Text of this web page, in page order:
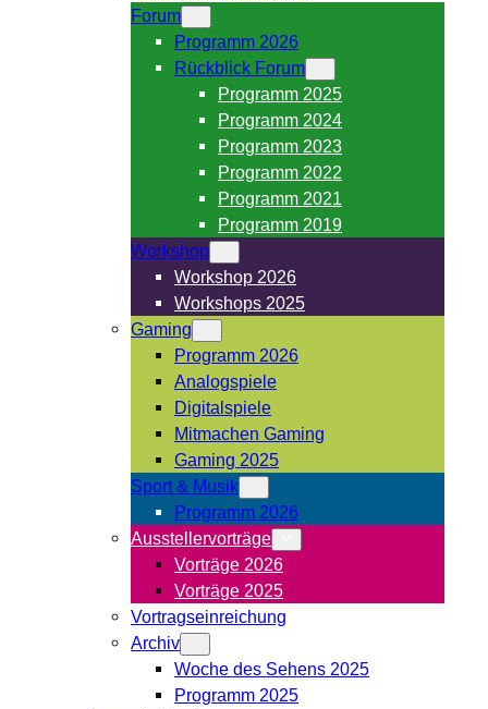
Forum
Programm 2026
Rückblick Forum
Programm 2025
Programm 2024
Programm 2023
Programm 2022
Programm 2021
Programm 2019
Workshop
Workshop 2026
Workshops 2025
Gaming
Programm 2026
Analogspiele
Digitalspiele
Mitmachen Gaming
Gaming 2025
Sport & Musik
Programm 2026
Ausstellervorträge
Vorträge 2026
Vorträge 2025
Vortragseinreichung
Archiv
Woche des Sehens 2025
Programm 2025